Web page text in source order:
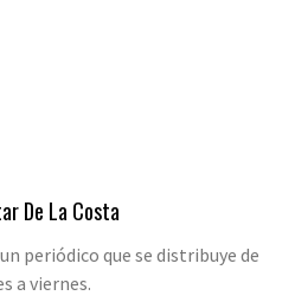
De La Costa
periódico que se distribuye de
a viernes.